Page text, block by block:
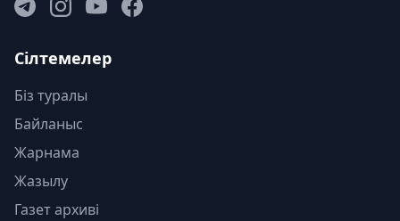
Сілтемелер
Біз туралы
Байланыс
Жарнама
Жазылу
Газет архиві